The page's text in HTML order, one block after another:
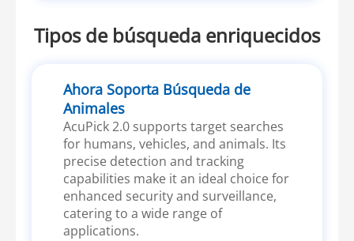
Tipos de búsqueda enriquecidos
Ahora Soporta Búsqueda de
Animales
AcuPick 2.0 supports target searches
for humans, vehicles, and animals. Its
precise detection and tracking
capabilities make it an ideal choice for
enhanced security and surveillance,
catering to a wide range of
applications.